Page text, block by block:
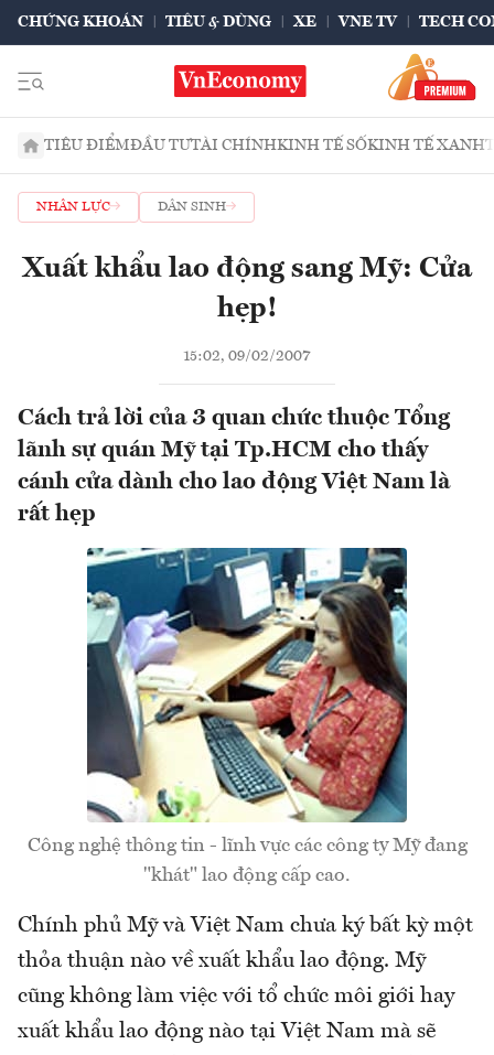
CHỨNG KHOÁN TIÊU & DÙNG XE VNE TV TECH
TIÊU ĐIỂMĐẦU TƯTÀI CHÍNHKINH TẾ SỐKINH TẾ XANH
NHÂN LỰC DÂN SINH
Xuất khẩu lao động sang Mỹ: Cửa
hẹp!
15:02, 09/02/2007
Cách trả lời của 3 quan chức thuộc Tổng
lãnh sự quán Mỹ tại Tp.HCM cho thấy
cánh cửa dành cho lao động Việt Nam là
rất hẹp
Công nghệ thông tin - lĩnh vực các công ty Mỹ đang
"khát" lao động cấp cao.
Chính phủ Mỹ và Việt Nam chưa ký bất kỳ một
thỏa thuận nào về xuất khẩu lao động. Mỹ
cũng không làm việc với tổ chức môi giới hay
xuất khẩu lao động nào tại Việt Nam mà sẽ